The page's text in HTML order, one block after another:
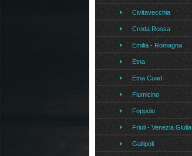
Civitavecchia
Croda Rossa
Emilia - Romagna
Etna
Etna Cuad
Fiumicino
Foppolo
Friuli - Venezia Giulia
Gallipoli